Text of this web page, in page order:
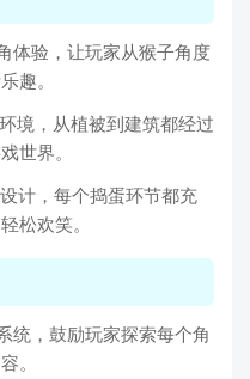
体验，让玩家从猴子角度
趣。
境，从植被到建筑都经过
世界。
计，每个捣蛋环节都充
松欢笑。
统，鼓励玩家探索每个角
。